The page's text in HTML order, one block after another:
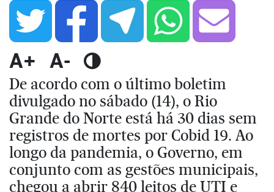
A+ A-
De acordo com o último boletim
divulgado no sábado (14), o Rio
Grande do Norte está há 30 dias sem
registros de mortes por Cobid 19. Ao
longo da pandemia, o Governo, em
conjunto com as gestões municipais,
chegou a abrir 840 leitos de UTI e